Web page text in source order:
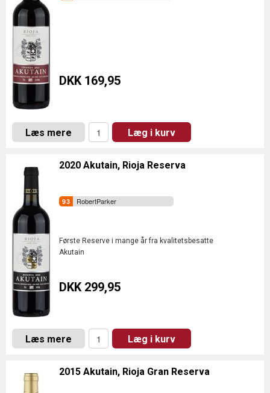
DKK 169,95
Læs mere Læg i kurv
2020 Akutain, Rioja Reserva
RobertParker
Første Reserve i mange år fra kvalitetsbesatte
Akutain
DKK 299,95
Læs mere Læg i kurv
2015 Akutain, Rioja Gran Reserva